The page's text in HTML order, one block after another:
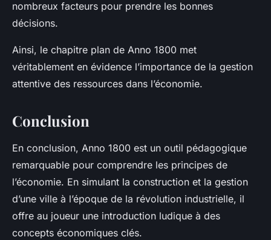
nombreux facteurs pour prendre les bonnes
décisions.
Ainsi, le chapitre plan de Anno 1800 met
véritablement en évidence l’importance de la gestion
attentive des ressources dans l’économie.
Conclusion
En conclusion, Anno 1800 est un outil pédagogique
remarquable pour comprendre les principes de
l’économie. En simulant la construction et la gestion
d’une ville à l’époque de la révolution industrielle, il
offre au joueur une introduction ludique à des
concepts économiques clés.